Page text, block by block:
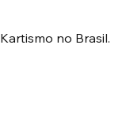
Kartismo no Brasil.